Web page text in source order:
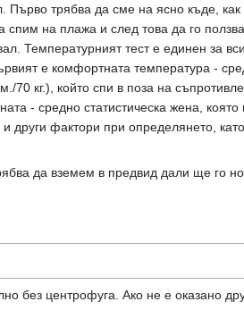
трябва да сме на ясно къде,
на плажа и след това да го
Температурният тест е единен за
е комфортната температура -
70 кг.), който спи в поза на
- средно статистическа жена,
фактори при определянето,
да вземем в предвид дали ще го
без центрофуга. Ако не е оказано